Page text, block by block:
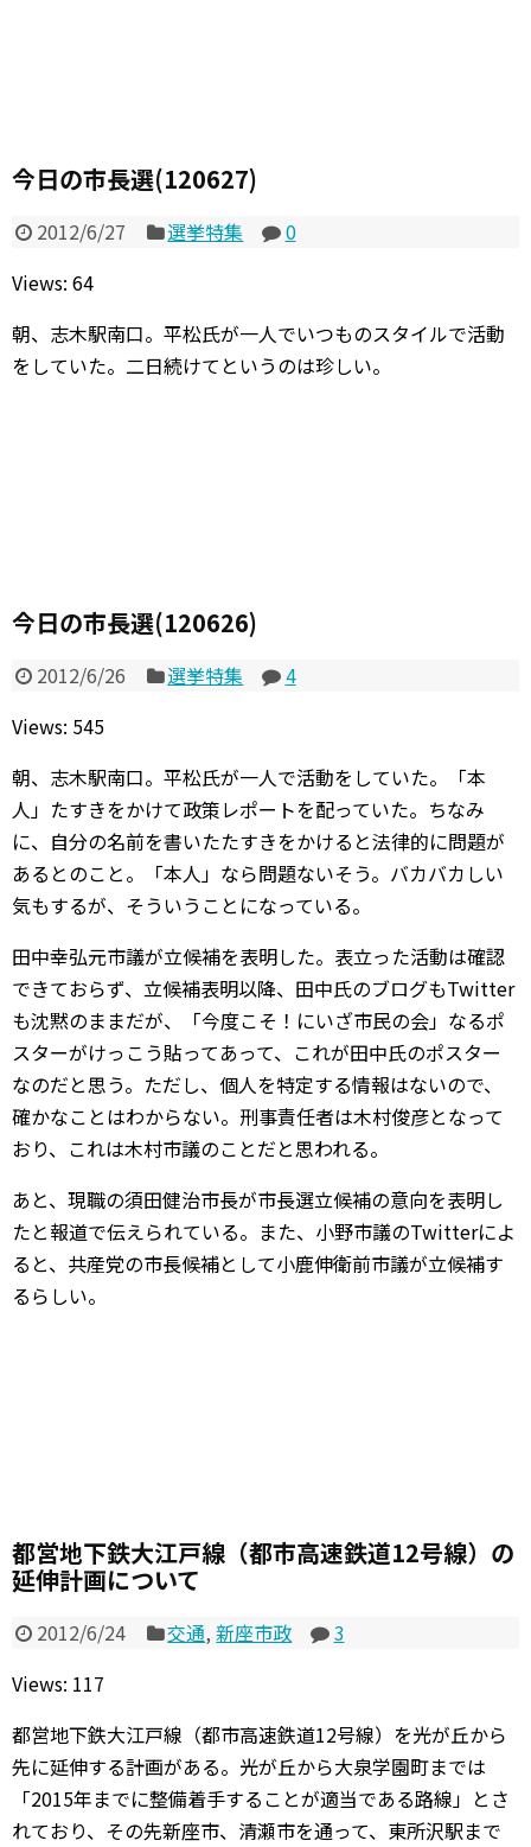
今日の市長選(120627)
2012/6/27 選挙特集
0
Views: 64
朝、志木駅南口。平松氏が一人でいつものスタイルで活動
をしていた。二日続けてというのは珍しい。
今日の市長選(120626)
2012/6/26 選挙特集
4
Views: 545
朝、志木駅南口。平松氏が一人で活動をしていた。「本
人」たすきをかけて政策レポートを配っていた。ちなみ
に、自分の名前を書いたたすきをかけると法律的に問題が
あるとのこと。「本人」なら問題ないそう。バカバカしい
気もするが、そういうことになっている。
田中幸弘元市議が立候補を表明した。表立った活動は確認
できておらず、立候補表明以降、田中氏のブログもTwitter
も沈黙のままだが、「今度こそ！にいざ市民の会」なるポ
スターがけっこう貼ってあって、これが田中氏のポスター
なのだと思う。ただし、個人を特定する情報はないので、
確かなことはわからない。刑事責任者は木村俊彦となって
おり、これは木村市議のことだと思われる。
あと、現職の須田健治市長が市長選立候補の意向を表明し
たと報道で伝えられている。また、小野市議のTwitterによ
ると、共産党の市長候補として小鹿伸衛前市議が立候補す
るらしい。
都営地下鉄大江戸線（都市高速鉄道12号線）の
延伸計画について
2012/6/24 交通,新座市政
3
Views: 117
都営地下鉄大江戸線（都市高速鉄道12号線）を光が丘から
先に延伸する計画がある。光が丘から大泉学園町までは
「2015年までに整備着手することが適当である路線」とさ
れており、その先新座市、清瀬市を通って、東所沢駅まで